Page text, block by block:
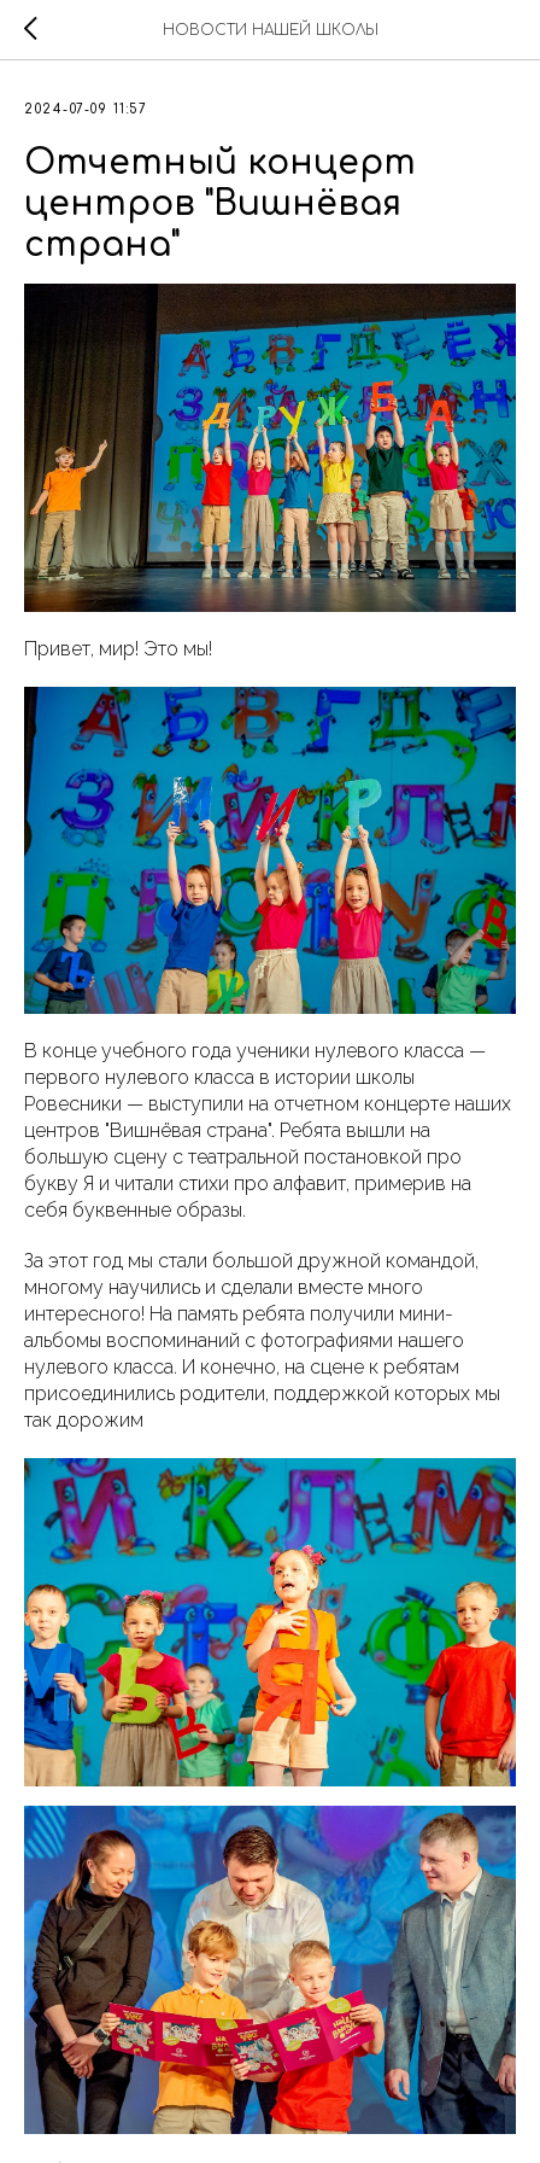
НОВОСТИ НАШЕЙ ШКОЛЫ
2024-07-09 11:57
Отчетный концерт
центров "Вишнёвая
страна"
Привет, мир! Это мы!
В конце учебного года ученики нулевого класса —
первого нулевого класса в истории школы
Ровесники — выступили на отчетном концерте наших
центров "Вишнёвая страна". Ребята вышли на
большую сцену с театральной постановкой про
букву Я и читали стихи про алфавит, примерив на
себя буквенные образы.
За этот год мы стали большой дружной командой,
многому научились и сделали вместе много
интересного! На память ребята получили мини-
альбомы воспоминаний с фотографиями нашего
нулевого класса. И конечно, на сцене к ребятам
присоединились родители, поддержкой которых мы
так дорожим